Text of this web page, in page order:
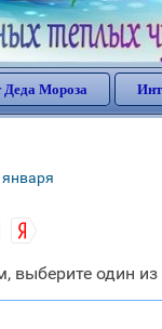
Деда Мороза
выберите один